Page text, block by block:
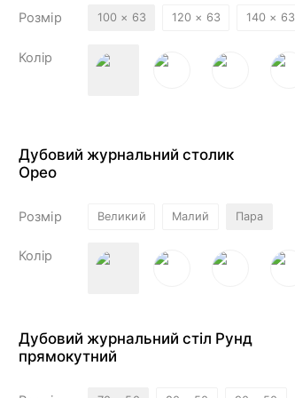
Розмір 100 × 63 120 × 63 140 × 63
Колір
Дубовий журнальний столик
Орео
Розмір Великий Малий Пара
Колір
Дубовий журнальний стіл Рунд
прямокутний